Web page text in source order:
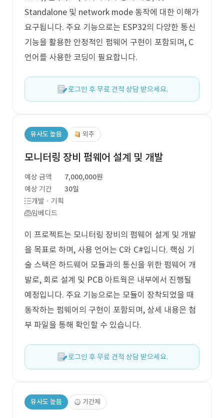
Standalone 및 network mode 동작에 대한 이해가
요구됩니다. 주요 기능으로는 ESP32의 다양한 통신
기능을 활용한 안정적인 펌웨어 구현이 포함되며, C
언어를 사용한 코딩이 필요합니다.
로그인 후 무료 견적 상담 받으세요.
유사도 높음 외주
모니터링 장비 펌웨어 설계 및 개발
예상 금액
7,000,000원
예상 기간
30일
개발 · 기획
임베디드
이 프로젝트는 모니터링 장비의 펌웨어 설계 및 개발
을 목표로 하며, 사용 언어는 C와 C#입니다. 핵심 기
술 스택은 하드웨어 모듈과의 통신을 위한 펌웨어 개
발로, 회로 설계 및 PCB 아트웍은 내부에서 진행될
예정입니다. 주요 기능으로는 모듈이 장착되었을 때
동작하는 펌웨어의 구현이 포함되며, 상세 내용은 첨
부 파일을 통해 확인할 수 있습니다.
로그인 후 무료 견적 상담 받으세요.
유사도 높음 기간제